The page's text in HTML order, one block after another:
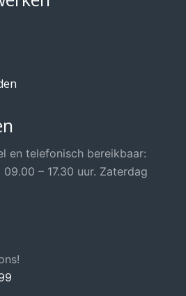
en telefonisch bereikbaar:
– 17.30 uur. Zaterdag